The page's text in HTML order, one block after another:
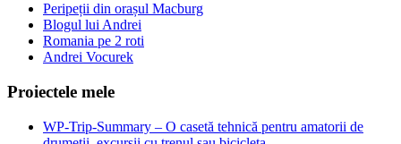
Peripeții din orașul Macburg
Blogul lui Andrei
Romania pe 2 roti
Andrei Vocurek
Proiectele mele
WP-Trip-Summary – O casetă tehnică pentru amatorii de